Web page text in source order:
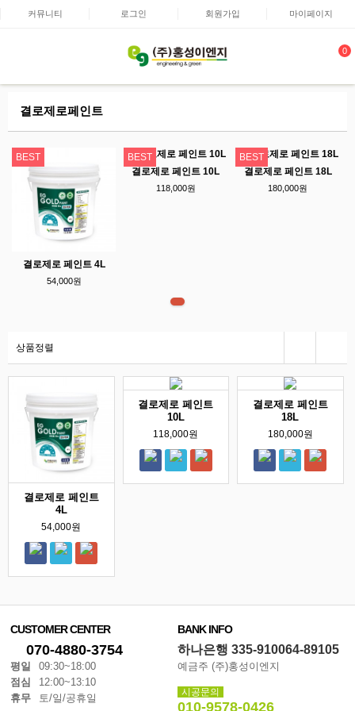
커뮤니티 로그인 회원가입 마이페이지
0
결로제로페인트
BEST
결로제로 페인트 4L
54,000원
BEST
결로제로 페인트 10L
118,000원
BEST
결로제로 페인트 18L
180,000원
상품정렬
결로제로 페인트
4L
54,000원
결로제로 페인트
10L
118,000원
결로제로 페인트
18L
180,000원
CUSTOMER CENTER
070-4880-3754
평일
09:30~18:00
점심
12:00~13:10
휴무
토/일/공휴일
BANK INFO
하나은행 335-910064-89105
예금주 (주)홍성이엔지
시공문의
010-9578-0426